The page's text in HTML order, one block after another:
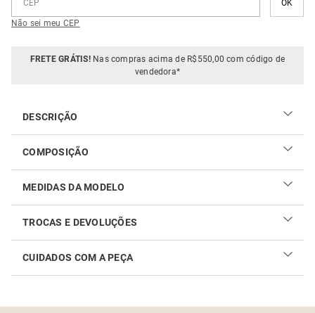
Não sei meu CEP
FRETE GRÁTIS!Nas compras acima de R$550,00 com código de
vendedora*
DESCRIÇÃO
COMPOSIÇÃO
MEDIDAS DA MODELO
TROCAS E DEVOLUÇÕES
Realizar sua troca ou devolução é fácil. Confira maiores
informações nolink
CUIDADOS COM A PEÇA